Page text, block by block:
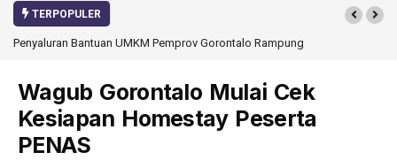
TERPOPULER
RampungGorontalo Ikut Dukung Program SMA Unggul Garuda
Wagub Gorontalo Mulai Cek
Kesiapan Homestay Peserta
PENAS